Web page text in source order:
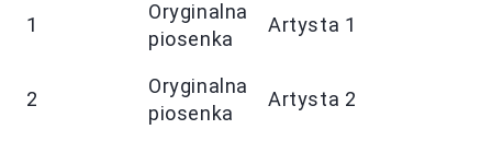
1
Oryginalna
piosenka
Artysta 1
2
Oryginalna
piosenka
Artysta 2